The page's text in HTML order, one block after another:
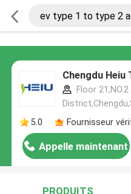
Chengdu
Floor
5.0
Fournisseur
Appelle maintenant
PRODUITS